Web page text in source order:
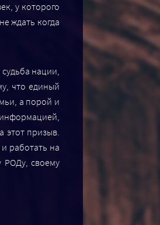
у которого
ждать когда
нации,
что единый
а порой и
этот призыв.
работать на
РОДу, своему